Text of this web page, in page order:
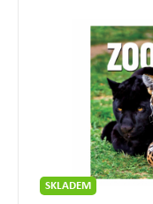
SKLADEM